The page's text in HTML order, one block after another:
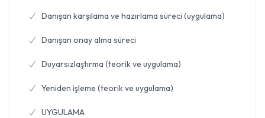
Danışan karşılama ve hazırlama süreci (uygulama)
Danışan onay alma süreci
Duyarsızlaştırma (teorik ve uygulama)
Yeniden işleme (teorik ve uygulama)
UYGULAMA